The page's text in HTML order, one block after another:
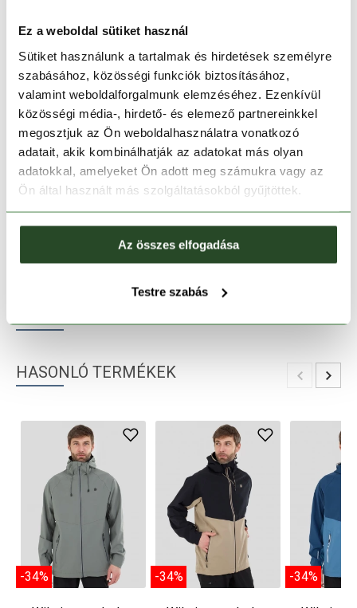
Ez a weboldal sütiket használ
Sütiket használunk a tartalmak és hirdetések személyre
szabásához, közösségi funkciók biztosításához,
valamint weboldalforgalmunk elemzéséhez. Ezenkívül
közösségi média-, hirdető- és elemező partnereinkkel
megosztjuk az Ön weboldalhasználatra vonatkozó
adatait, akik kombinálhatják az adatokat más olyan
adatokkal, amelyeket Ön adott meg számukra vagy az
Ön által használt más szolgáltatásokból gyűjtöttek.
Az összes elfogadása
Testre szabás
M L XL
Kosárba teszem
Melyik üzletben elérhető|Foglalás
30 napos visszaküldés
1-2 munkanapos szállítás
HASONLÓ TERMÉKEK
-34% -34% -34%